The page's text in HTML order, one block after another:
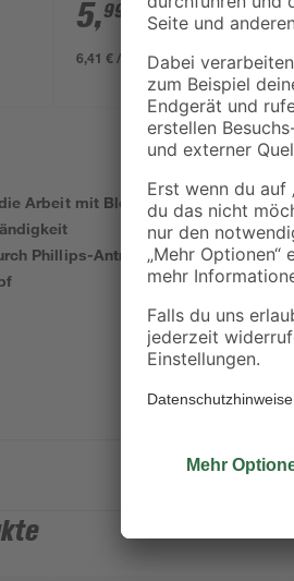
ungeschliffen 1690 x
634 x 12 mm
5,99
/ m²
6,41 € / Pack
Arbeit mit Blech
Phillips-Antrieb